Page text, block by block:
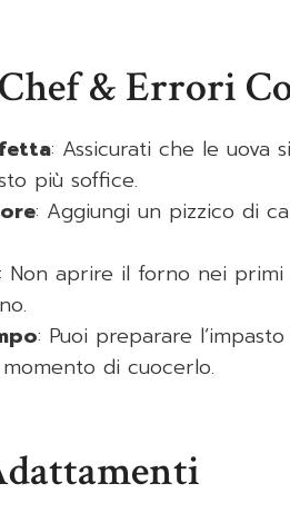
& Errori
: Assicurati che le uova
più soffice.
: Aggiungi un pizzico di
: Non aprire il forno nei
: Puoi preparare
di cuocerlo.